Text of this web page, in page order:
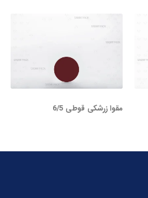
مقوا زرشکی قوطی 6/5